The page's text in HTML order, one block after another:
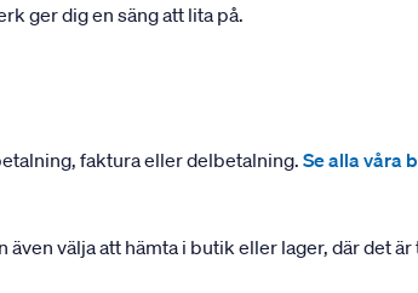
ger dig en säng att lita på.
faktura eller delbetalning.Se alla våra
välja att hämta i butik eller lager, där det